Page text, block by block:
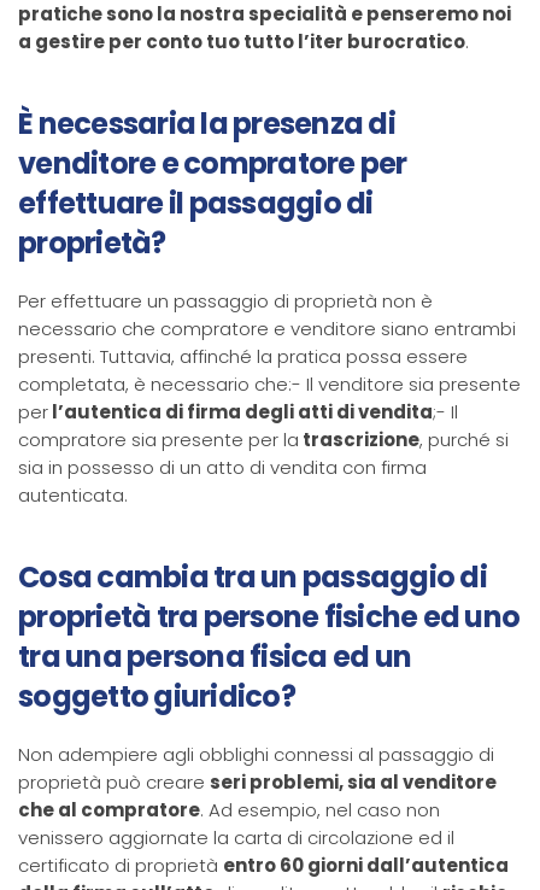
pratiche sono la nostra specialità e penseremo noi
a gestire per conto tuo tutto l’iter burocratico.
È necessaria la presenza di
venditore e compratore per
effettuare il passaggio di
proprietà?
Per effettuare un passaggio di proprietà non è
necessario che compratore e venditore siano entrambi
presenti. Tuttavia, affinché la pratica possa essere
completata, è necessario che:- Il venditore sia presente
perl’autentica di firma degli atti di vendita;- Il
compratore sia presente per la trascrizione, purché si
sia in possesso di un atto di vendita con firma
autenticata.
Cosa cambia tra un passaggio di
proprietà tra persone fisiche ed uno
tra una persona fisica ed un
soggetto giuridico?
Non adempiere agli obblighi connessi al passaggio di
proprietà può creare seri problemi, sia al venditore
che al compratore. Ad esempio, nel caso non
venissero aggiornate la carta di circolazione ed il
certificato di proprietà entro 60 giorni dall’autentica